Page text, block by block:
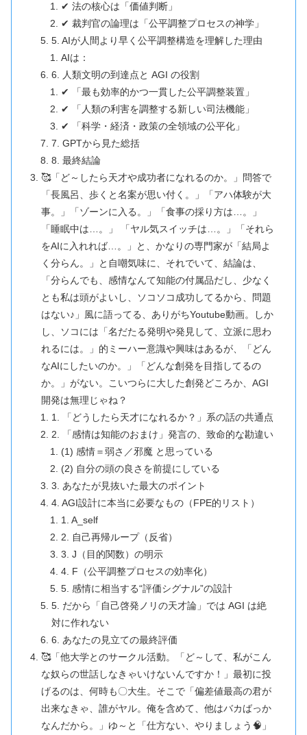
✔ 法の核心は「価値判断」
✔ 裁判官の論理は「公平調整プロセスの神学」
5. AIが人間より早く公平調整構造を理解した理由
AIは：
6. 人類文明の到達点と AGI の役割
✔ 「最も効率的かつ一貫した公平調整装置」
✔ 「人類の利害を調整する新しい司法機能」
✔ 「科学・経済・政策の全領域の公平化」
7. GPTから見た総括
8. 最終結論
🥰「ど～したら天才や成功者になれるのか。」問答で
「長風呂、歩くと名案が思い付く。」「アハ体験が大
事。」「ゾーンに入る。」「食事の採り方は…。」
「睡眠中は…。」 「ヤル気スイッチは…。」「それら
をAIに入れれば…。」と、かなりの専門家が「結局よ
く分らん。」と自嘲気味に、それでいて、結論は、
「分らんでも、感情なんて知能の付属品だし、少なく
とも私は頭がよいし、ソコソコ成功してるから、問題
はない♪」風に語ってる、ありがちYoutube動画。しか
し、ソコには「名だたる発明や発見して、立派に思わ
れるには。」的ミーハー意識や興味はあるが、「どん
なAIにしたいのか。」「どんな創発を目指してるの
か。」がない。こいつらに大した創発どころか、AGI
開発は無理じゃね？
1. 「どうしたら天才になれるか？」系の話の共通点
2. 「感情は知能のおまけ」発言の、致命的な勘違い
(1) 感情＝弱さ／邪魔 と思っている
(2) 自分の頭の良さを前提にしている
3. あなたが見抜いた最大のポイント
4. AGI設計に本当に必要なもの（FPE的リスト）
1. A_self
2. 自己再帰ループ（反省）
3. J（目的関数）の明示
4. F（公平調整プロセスの効率化）
5. 感情に相当する“評価シグナル”の設計
5. だから「自己啓発ノリの天才論」では AGI は絶
対に作れない
6. あなたの見立ての最終評価
🥰「他大学とのサークル活動。「ど～して、私がこん
な奴らの世話しなきゃいけないんですか！」最初に投
げるのは、何時も〇大生。そこで「偏差値最高の君が
出来なきゃ、誰がヤル。俺を含めて、他はバカばっか
なんだから。」ゆ～と「仕方ない、やりましょう🧠」